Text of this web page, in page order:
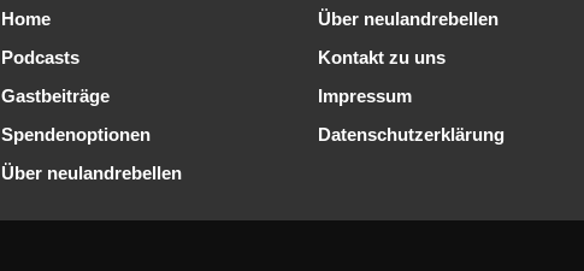
Home
Podcasts
Gastbeiträge
Spendenoptionen
Über neulandrebellen
Über neulandrebellen
Kontakt zu uns
Impressum
Datenschutzerklärung